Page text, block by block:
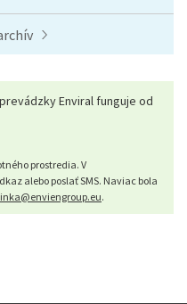
Enviral funguje od
prostredia. V
alebo poslať SMS. Naviac bola
.